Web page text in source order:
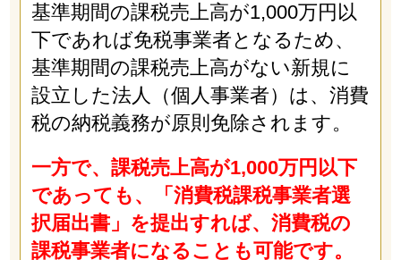
基準期間の課税売上高が1,000万円以
下であれば免税事業者となるため、
基準期間の課税売上高がない新規に
設立した法人（個人事業者）は、消費
税の納税義務が原則免除されます。
一方で、課税売上高が1,000万円以下
であっても、「消費税課税事業者選
択届出書」を提出すれば、消費税の
課税事業者になることも可能です。